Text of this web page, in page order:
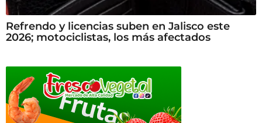
Refrendo y licencias suben en Jalisco este
2026; motociclistas, los más afectados